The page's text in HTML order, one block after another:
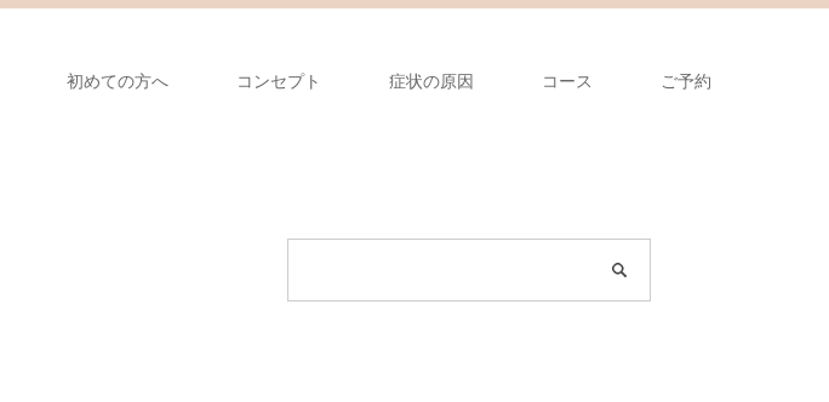
初めての方へ コンセプト 症状の原因 コース ご予約